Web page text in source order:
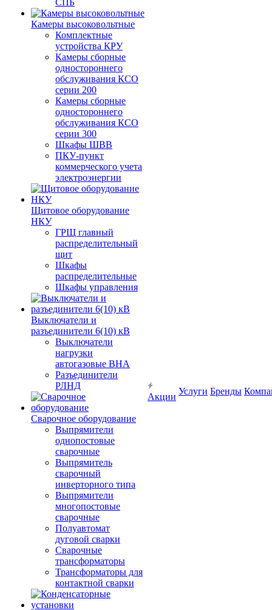
СПБ
Камеры высоковольтные
Комплектные
устройства КРУ
Камеры сборные
одностороннего
обслуживания КСО
серии 200
Камеры сборные
одностороннего
обслуживания КСО
серии 300
Шкафы ШВВ
ПКУ-пункт
коммерческого учета
электроэнергии
Щитовое оборудование
НКУ
ГРЩ главный
распределительный
щит
Шкафы
распределительные
Шкафы управления
Выключатели и
разъединители 6(10) кВ
Выключатели
нагрузки
автогазовые ВНА
Разъединители
РЛНД
Сварочное оборудование
Выпрямители
однопостовые
сварочные
Выпрямитель
сварочный
инверторного типа
Выпрямители
многопостовые
сварочные
Полуавтомат
дуговой сварки
Сварочные
трансформаторы
Трансформаторы для
контактной сварки
Акции
Услуги Бренды